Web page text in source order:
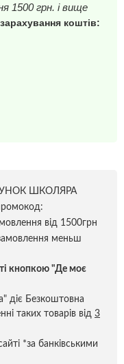
1500 грн. і вище
коштів:
ШКОЛЯРА
від 1500грн
меньш
кнопкою "Де моє
діє Безкоштовна
таких товарів від 3
*за банківськими